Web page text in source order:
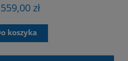
zł
koszyka